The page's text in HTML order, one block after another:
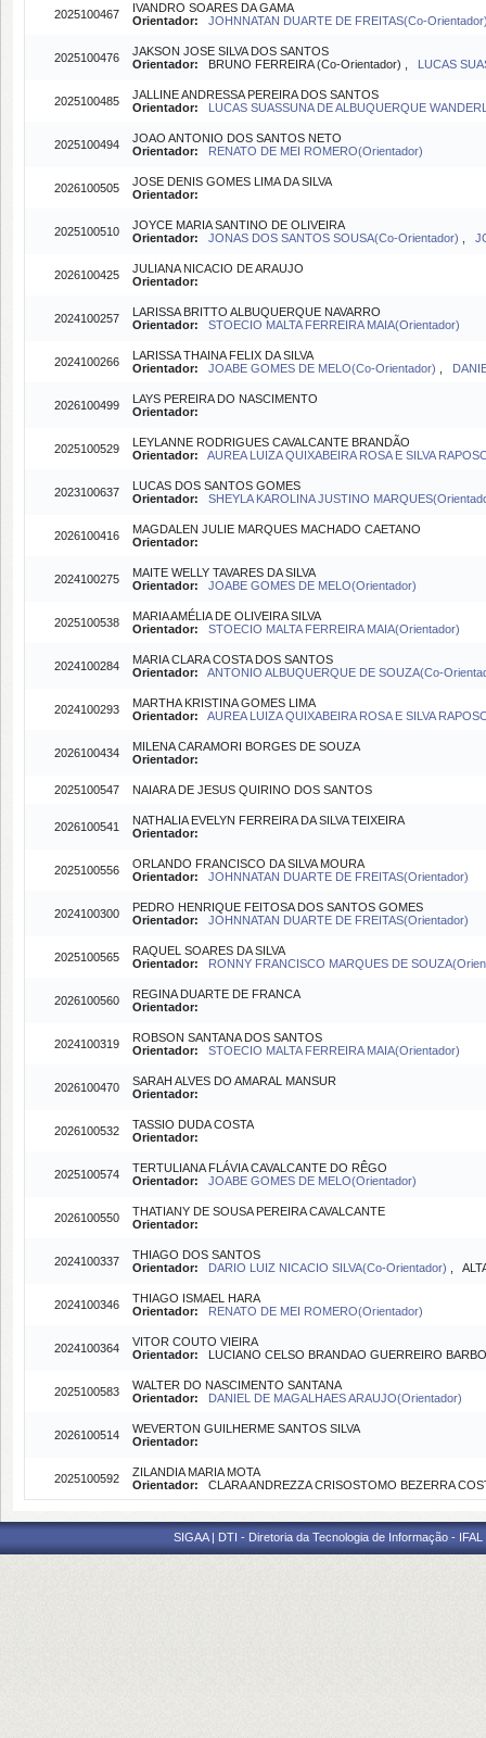
2025100467
IVANDRO SOARES DA GAMA
Orientador:
JOHNNATAN DUARTE DE FREITAS(Co-
2025100476
JAKSON JOSE SILVA DOS SANTOS
Orientador: BRUNO FERREIRA (Co-Orientador) , LUCAS
2025100485
JALLINE ANDRESSA PEREIRA DOS SANTOS
Orientador:
LUCAS SUASSUNA DE ALBUQUERQUE
2025100494
JOAO ANTONIO DOS SANTOS NETO
Orientador:
RENATO DE MEI ROMERO(Orientador)
2026100505
JOSE DENIS GOMES LIMA DA SILVA
Orientador:
2025100510
JOYCE MARIA SANTINO DE OLIVEIRA
Orientador:
JONAS DOS SANTOS SOUSA(Co-Orientador)
2026100425
JULIANA NICACIO DE ARAUJO
Orientador:
2024100257
LARISSA BRITTO ALBUQUERQUE NAVARRO
Orientador:
STOECIO MALTA FERREIRA MAIA(Orientador)
2024100266
LARISSA THAINA FELIX DA SILVA
Orientador:
JOABE GOMES DE MELO(Co-Orientador)
2026100499
LAYS PEREIRA DO NASCIMENTO
Orientador:
2025100529
LEYLANNE RODRIGUES CAVALCANTE BRANDÃO
Orientador:
AUREA LUIZA QUIXABEIRA ROSA E SILVA
2023100637
LUCAS DOS SANTOS GOMES
Orientador:
SHEYLA KAROLINA JUSTINO
2026100416
MAGDALEN JULIE MARQUES MACHADO CAETANO
Orientador:
2024100275
MAITE WELLY TAVARES DA SILVA
Orientador:
JOABE GOMES DE MELO(Orientador)
2025100538
MARIA AMÉLIA DE OLIVEIRA SILVA
Orientador:
STOECIO MALTA FERREIRA MAIA(Orientador)
2024100284
MARIA CLARA COSTA DOS SANTOS
Orientador:
ANTONIO ALBUQUERQUE DE SOUZA(Co-
2024100293
MARTHA KRISTINA GOMES LIMA
Orientador:
AUREA LUIZA QUIXABEIRA ROSA E SILVA
2026100434
MILENA CARAMORI BORGES DE SOUZA
Orientador:
2025100547 NAIARA DE JESUS QUIRINO DOS SANTOS
2026100541
NATHALIA EVELYN FERREIRA DA SILVA TEIXEIRA
Orientador:
2025100556
ORLANDO FRANCISCO DA SILVA MOURA
Orientador:
JOHNNATAN DUARTE DE FREITAS(Orientador)
2024100300
PEDRO HENRIQUE FEITOSA DOS SANTOS GOMES
Orientador:
JOHNNATAN DUARTE DE FREITAS(Orientador)
2025100565
RAQUEL SOARES DA SILVA
Orientador:
RONNY FRANCISCO MARQUES DE
2026100560
REGINA DUARTE DE FRANCA
Orientador:
2024100319
ROBSON SANTANA DOS SANTOS
Orientador:
STOECIO MALTA FERREIRA MAIA(Orientador)
2026100470
SARAH ALVES DO AMARAL MANSUR
Orientador:
2026100532
TASSIO DUDA COSTA
Orientador:
2025100574
TERTULIANA FLÁVIA CAVALCANTE DO RÊGO
Orientador:
JOABE GOMES DE MELO(Orientador)
2026100550
THATIANY DE SOUSA PEREIRA CAVALCANTE
Orientador:
2024100337
THIAGO DOS SANTOS
Orientador:
DARIO LUIZ NICACIO SILVA(Co-Orientador) ,
2024100346
THIAGO ISMAEL HARA
Orientador:
RENATO DE MEI ROMERO(Orientador)
2024100364
VITOR COUTO VIEIRA
Orientador: LUCIANO CELSO BRANDAO GUERREIRO
2025100583
WALTER DO NASCIMENTO SANTANA
Orientador:
DANIEL DE MAGALHAES ARAUJO(Orientador)
2026100514
WEVERTON GUILHERME SANTOS SILVA
Orientador:
2025100592
ZILANDIA MARIA MOTA
Orientador: CLARA ANDREZZA CRISOSTOMO BEZERRA
SIGAA | DTI - Diretoria da Tecnologia de Informação -